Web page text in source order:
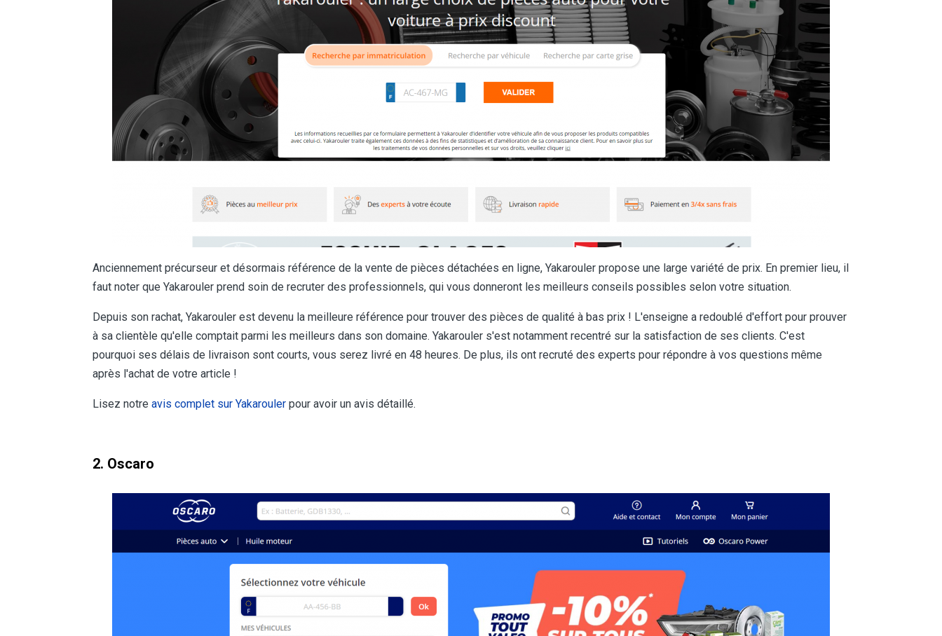
Anciennement précurseur et désormais référence de la vente de pièces détachées en ligne, Yakarouler propose une large variété de prix. En premier lieu, il
faut noter que Yakarouler prend soin de recruter des professionnels, qui vous donneront les meilleurs conseils possibles selon votre situation.
Depuis son rachat, Yakarouler est devenu la meilleure référence pour trouver des pièces de qualité à bas prix ! L'enseigne a redoublé d'effort pour prouver
à sa clientèle qu'elle comptait parmi les meilleurs dans son domaine. Yakarouler s'est notamment recentré sur la satisfaction de ses clients. C'est
pourquoi ses délais de livraison sont courts, vous serez livré en 48 heures. De plus, ils ont recruté des experts pour répondre à vos questions même
après l'achat de votre article !
Lisez notre avis complet sur Yakarouler pour avoir un avis détaillé.
2. Oscaro